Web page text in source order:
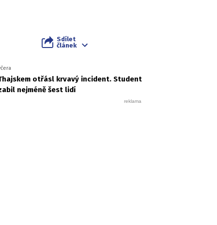
Sdílet
článek
otřásl krvavý incident. Student
nejméně šest lidí